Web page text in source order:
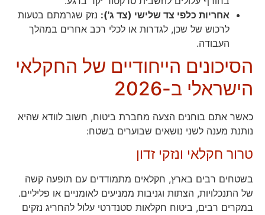
אחריות כלפי צד שלישי (צד ג'): נזק שגרמתם בטעות
לרכוש של שכן, לגדרות או לכלי רכב אחרים במהלך
העבודה.
הסיכונים הייחודיים של החקלאי
הישראלי ב-2026
כאשר אתם בוחנים הצעה מחברת ביטוח, חשוב לוודא שהיא
נותנת מענה לשני נושאים שבוערים בשטח:
טרור חקלאי ונזקי זדון
בשטחים רבים בארץ, חקלאים מתמודדים עם תופעה קשה
של התנכלויות, הצתות וגניבות ממניעים לאומניים או פליליים.
במקרים רבים, ביטוח חקלאות סטנדרטי עלול להחריג נזקים